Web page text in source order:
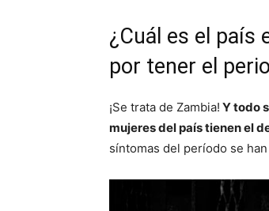
¿Cuál es el país
por tener el
¡Se trata de Zambia! Y todo
mujeres del país tienen el
síntomas del período se